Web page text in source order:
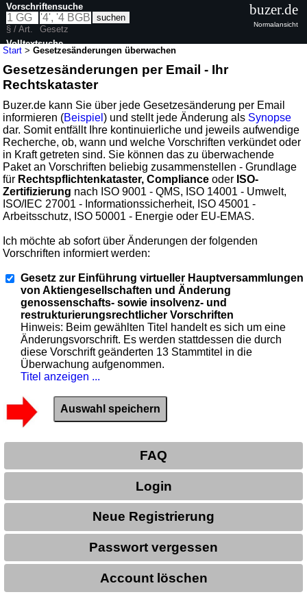
Start >Gesetzesänderungen überwachen
Gesetzesänderungen per Email - Ihr
Rechtskataster
Buzer.de kann Sie über jede Gesetzesänderung per Email
informieren (Beispiel) und stellt jede Änderung als Synopse
dar. Somit entfällt Ihre kontinuierliche und jeweils aufwendige
Recherche, ob, wann und welche Vorschriften verkündet oder
in Kraft getreten sind. Sie können das zu überwachende
Paket an Vorschriften beliebig zusammenstellen - Grundlage
für Rechtspflichtenkataster, Compliance oder ISO-
Zertifizierung nach ISO 9001 - QMS, ISO 14001 - Umwelt,
ISO/IEC 27001 - Informationssicherheit, ISO 45001 -
Arbeitsschutz, ISO 50001 - Energie oder EU-EMAS.
Ich möchte ab sofort über Änderungen der folgenden
Vorschriften informiert werden:
Gesetz zur Einführung virtueller Hauptversammlungen
von Aktiengesellschaften und Änderung
genossenschafts- sowie insolvenz- und
restrukturierungsrechtlicher Vorschriften
Hinweis: Beim gewählten Titel handelt es sich um eine
Änderungsvorschrift. Es werden stattdessen die durch
diese Vorschrift geänderten 13 Stammtitel in die
Überwachung aufgenommen.
Titel anzeigen ...
FAQ
Login
Neue Registrierung
Passwort vergessen
Account löschen
Vorschriftensuche
§ / Art.
Gesetz
Volltextsuche
buzer.de
Normalansicht